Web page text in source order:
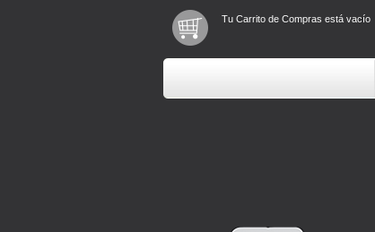
Tu Carrito de Compras está vacío